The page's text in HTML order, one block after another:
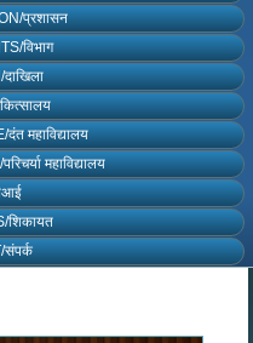
प्रशासन
विभाग
महाविद्यालय
महाविद्यालय
शिकायत